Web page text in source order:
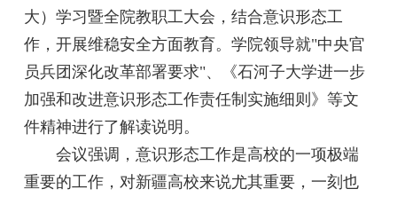
本科教学
平台建设
大）学习暨全院教职工大会，结合意识形态工
作，开展维稳安全方面教育。学院领导就"中央官
员兵团深化改革部署要求"、《石河子大学进一步
加强和改进意识形态工作责任制实施细则》等文
件精神进行了解读说明。
会议强调，意识形态工作是高校的一项极端
重要的工作，对新疆高校来说尤其重要，一刻也